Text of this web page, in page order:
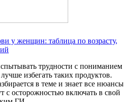
у женщин: таблица по возрасту,
трудности с пониманием
избегать таких продуктов.
в теме и знает все нюансы
с осторожностью включать в свой